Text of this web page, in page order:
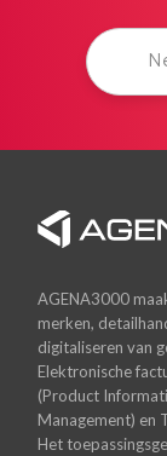
AGENA3000
merken,
digitaliseren van
Elektronische
(Product
Management) en
Het